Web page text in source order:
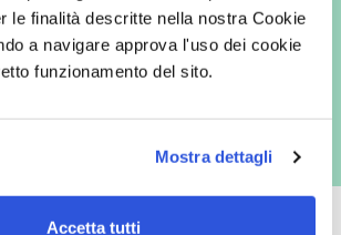
le finalità descritte nella nostra Cookie
a navigare approva l'uso dei cookie
funzionamento del sito.
Mostra dettagli
Accetta tutti
Verafarma, tra cui invio di comunicazioni
telematiche - quali ad es. newsletter ed e-mail
commerciali - e modalità tradizionali, quali ad